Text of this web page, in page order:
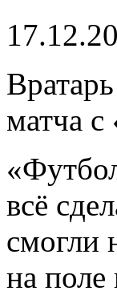
матча с
всё
смогли
на